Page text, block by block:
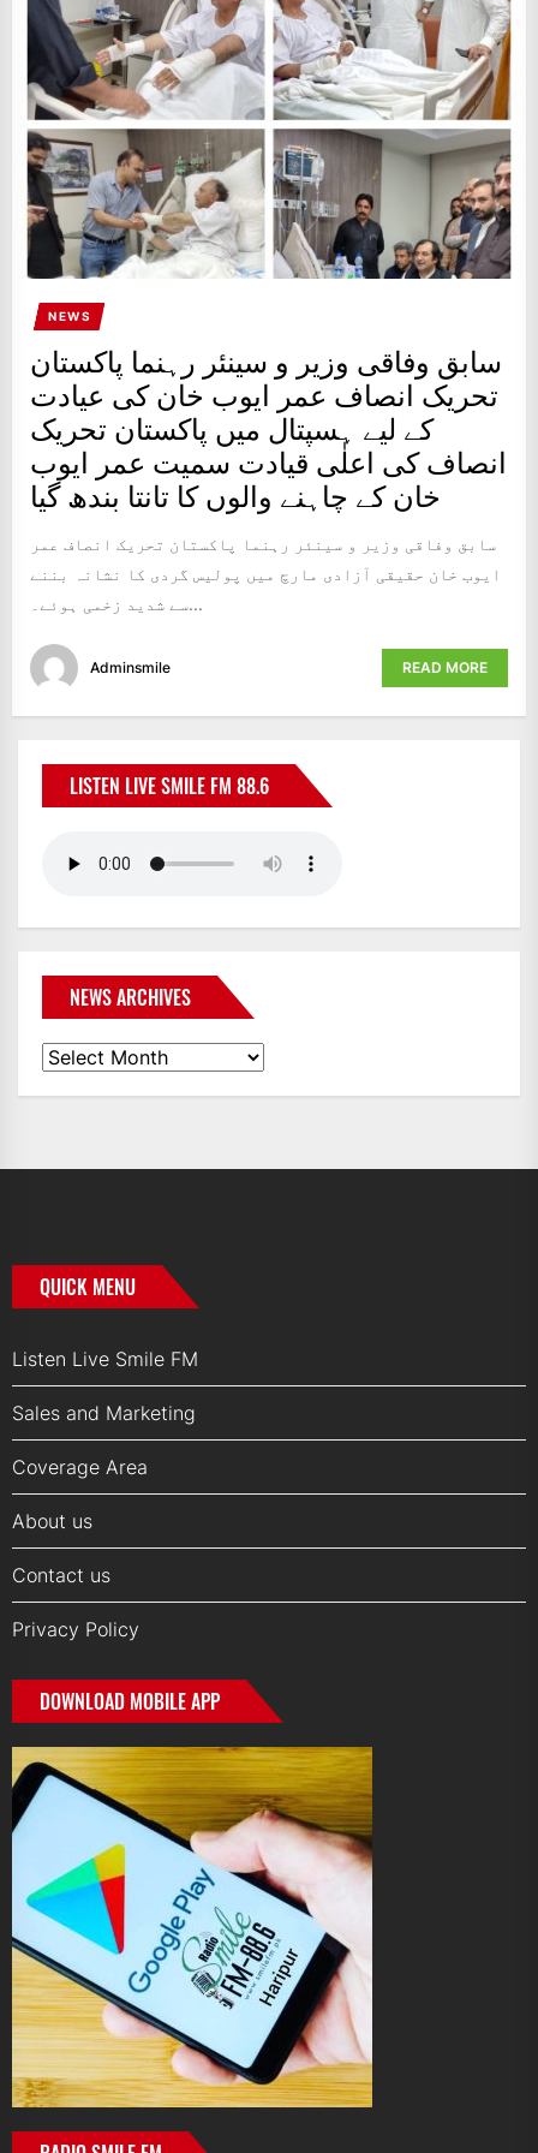
IT
BROADCASTS
NEWS
UPDATE,
CURRENT
AFFAIRS
&
ENTERTAINMENT
SHOWS
NEWS
سابق وفاقی وزیر و سینئر رہنما پاکستان
تحریک انصاف عمر ایوب خان کی عیادت
کے لیے ہسپتال میں پاکستان تحریک
انصاف کی اعلٰی قیادت سمیت عمر ایوب
خان کے چاہنے والوں کا تانتا بندھ گیا
سابق وفاقی وزیر و سینئر رہنما پاکستان تحریک انصاف عمر
ایوب خان حقیقی آزادی مارچ میں پولیس گردی کا نشانہ بننے
سے شدید زخمی ہوئے۔...
Adminsmile READ MORE
LISTEN LIVE SMILE FM 88.6
NEWS ARCHIVES
News
QUICK MENU
Listen Live Smile FM
Sales and Marketing
Coverage Area
About us
Contact us
Privacy Policy
DOWNLOAD MOBILE APP